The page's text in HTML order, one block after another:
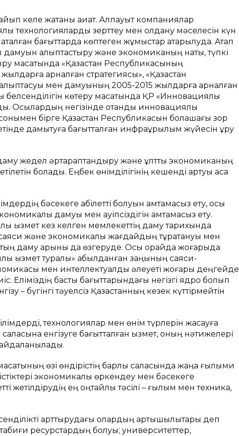
келе жатқаны ақиқат. Алпауыт компаниялар
технологияларды зерттеу мен қолдану мәселесін күн
бағыттарда көптеген жұмыстар атқарылуда. Атап
қалыптастыру және экономиканың нақты, түпкі
мақсатында «Қазақстан Республикасының
арналған стратегиясы», «Қазақстан
мен дамуының 2005-2015 жылдарға арналған
көтеру мақсатында ҚР «Инновациялық
Осылардың негізінде отандық инновациялық
бірге Қазақстан Республикасын болашағы зор
дамытуға бағытталған инфрақұрылым жүйесін құру
жедел әртараптандыру және ұлттық экономиканың
болады. Еңбек өнімділігінің кешенді артуы аса
бәсекеге қабілетті болуын қамтамасыз ету, осы
дамуы мен қауіпсіздігін қамтамасыз ету.
қызмет кез келген мемлекеттің даму тарихында
және экономикалық жағдайдың тұрақтануы мен
даму қарқыны да өзгеруде. Осы орайда жоғарыда
қызмет туралы» қабылданған заңының саяси-
мен интеллектуалдық әлеуеті жоғары деңгейде
Еліміздің басты бағыттарындағы негізгі ядро болып
– бүгінгі тәуелсіз Қазақстанның кезек күттірмейтін
технологиялар мен өнім түрлерін жасауға
енгізуге бағытталған қызмет, оның нәтижелері
өзі өндірістің барлық саласында жаңа ғылыми
экономикалық өркендеу мен бәсекеге
жетілдірудің ең оңтайлы тәсілі – ғылым мен техника,
арттырудағы олардың артықшылықтары деп
ресурстардың болуы; университеттер,